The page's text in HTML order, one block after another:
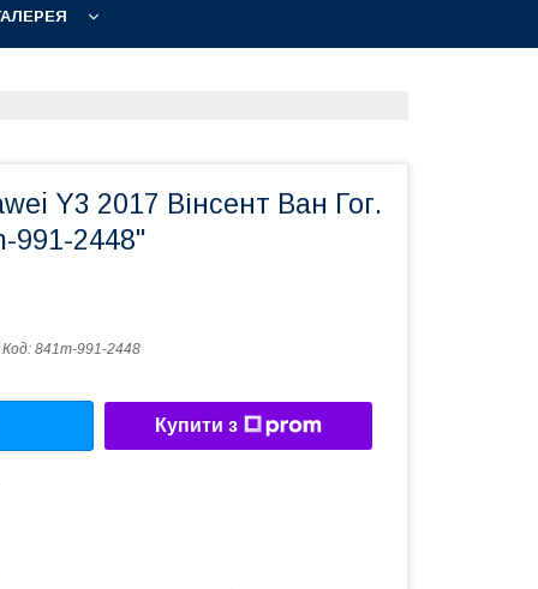
Y3 2017 Вінсент Ван Гог.
991-2448"
Код: 841m-991-2448
Купити з